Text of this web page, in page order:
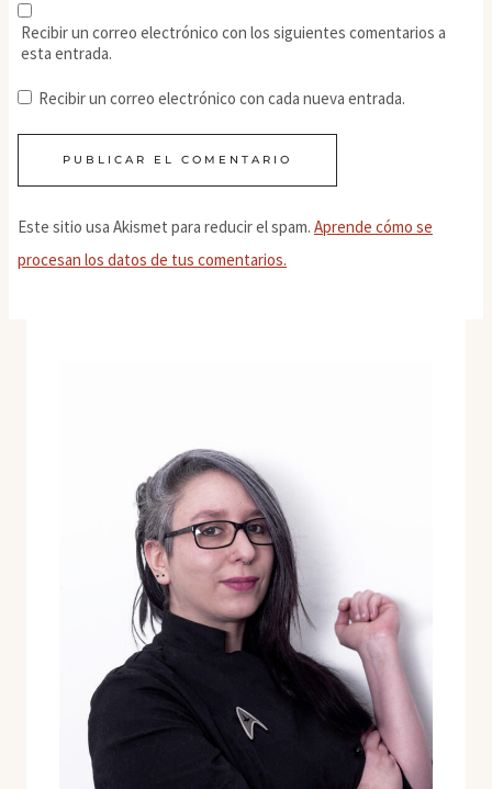
Recibir un correo electrónico con los siguientes comentarios a
esta entrada.
Recibir un correo electrónico con cada nueva entrada.
Este sitio usa Akismet para reducir el spam. Aprende cómo se
procesan los datos de tus comentarios.